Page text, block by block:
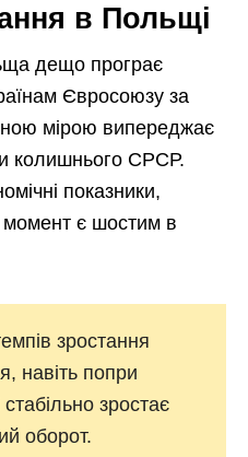
в Польщі
дещо програє
Євросоюзу за
мірою випереджає
колишнього СРСР.
показники,
є шостим в
зростання
навіть попри
стабільно зростає
оборот.